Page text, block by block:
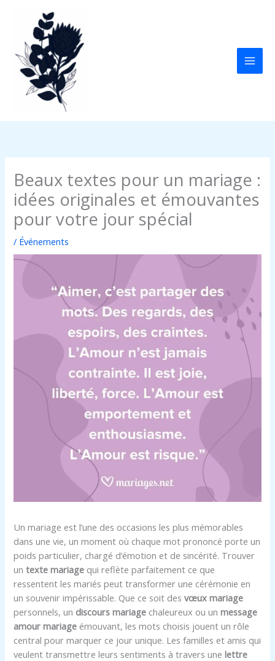
Beaux textes pour un mariage :
idées originales et émouvantes
pour votre jour spécial
/ Événements
Un mariage est l’une des occasions les plus mémorables
dans une vie, un moment où chaque mot prononcé porte un
poids particulier, chargé d’émotion et de sincérité. Trouver
untexte mariage qui reflète parfaitement ce que
ressentent les mariés peut transformer une cérémonie en
un souvenir impérissable. Que ce soit desvœux mariage
personnels, un discours mariage chaleureux ou unmessage
amour mariage émouvant, les mots choisis jouent un rôle
central pour marquer ce jour unique. Les familles et amis qui
veulent transmettre leurs sentiments à travers unelettre